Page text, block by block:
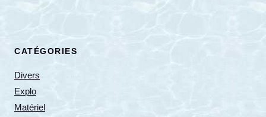
CATÉGORIES
Divers
Explo
Matériel